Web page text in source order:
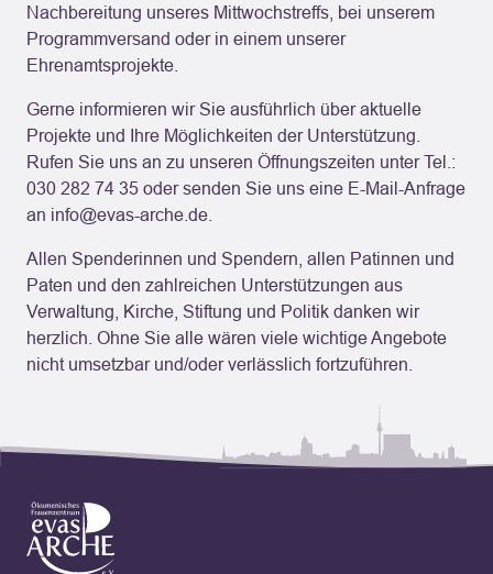
Vereinsbeiträge. (Stand November 2025)
Nachbereitung unseres Mittwochstreffs, bei unserem
Programmversand oder in einem unserer
Ehrenamtsprojekte.
Gerne informieren wir Sie ausführlich über aktuelle
Projekte und Ihre Möglichkeiten der Unterstützung.
Rufen Sie uns an zu unseren Öffnungszeiten unter Tel.:
030 282 74 35 oder senden Sie uns eine E-Mail-Anfrage
an info@evas-arche.de
Allen Spenderinnen und Spendern, allen Patinnen und
Paten und den zahlreichen Unterstützungen aus
Verwaltung, Kirche, Stiftung und Politik danken wir
herzlich. Ohne Sie alle wären viele wichtige Angebote
nicht umsetzbar und/oder verlässlich fortzuführen.